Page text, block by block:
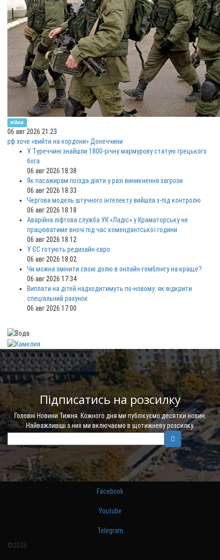
війна
06 авг 2026 21:23
рф хоче «вийти на кордони» Донеччини
У Туреччині знайшли 1800-річну мармурову статую грецького
бога
06 авг 2026 18:38
Як пасажирам поїзда діяти у разі виникнення загрози
06 авг 2026 18:33
Чергова модель штучного інтелекту вийшла з-під контролю
06 авг 2026 18:18
Аварійна ліфтова служба УК «Ладіс» у Краматорську не
працюватиме вночі під час комендантської години
06 авг 2026 18:12
У ЄС готують редизайн євро
06 авг 2026 18:02
Чи можна змінити свою долю в онлайн-гемблінгу на краще?
06 авг 2026 17:34
Виплати на дітей надходитимуть по-новому: як відкрити
спеціальний рахунок
06 авг 2026 17:00
Підписатись на розсилку
Головні Новини Тижня. Кожного дня ми публікуємо десятки новин.
Найважливіші з них ми включаємо в щотижневу розсилку.
Facebook
Youtube
Telegram
©2026